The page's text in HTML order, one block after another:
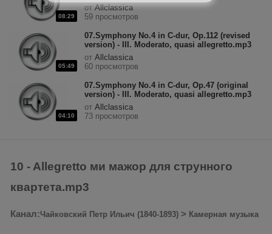
08:29
отAllclassica
59 просмотров
05:49
07.Symphony No.4 in C-dur, Op.112 (revised
version) - III. Moderato, quasi allegretto.mp3
от Allclassica
60 просмотров
04:10
07.Symphony No.4 in C-dur, Op.47 (original
version) - III. Moderato, quasi allegretto.mp3
от Allclassica
73 просмотров
10 - Allegretto ми мажор для струнного
квартета.mp3
Канал:Чайковский Петр Ильич (1840-1893) > Камерная музыка